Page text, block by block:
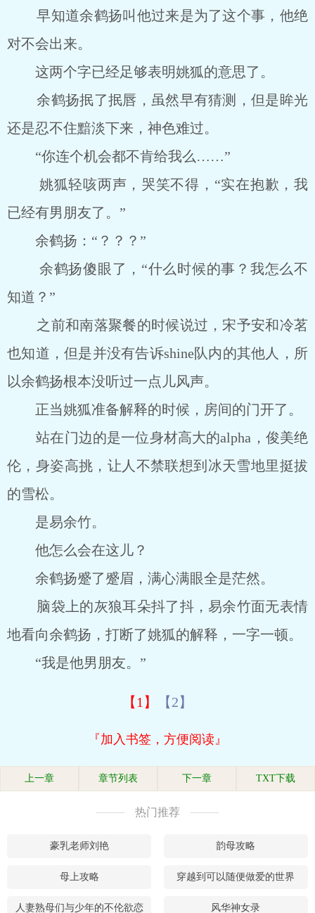
早知道余鹤扬叫他过来是为了这个事，他绝
对不会出来。
这两个字已经足够表明姚狐的意思了。
余鹤扬抿了抿唇，虽然早有猜测，但是眸光
还是忍不住黯淡下来，神色难过。
“你连个机会都不肯给我么……”
姚狐轻咳两声，哭笑不得，“实在抱歉，我
已经有男朋友了。”
余鹤扬：“？？？”
余鹤扬傻眼了，“什么时候的事？我怎么不
知道？”
之前和南落聚餐的时候说过，宋予安和冷茗
也知道，但是并没有告诉shine队内的其他人，所
以余鹤扬根本没听过一点儿风声。
正当姚狐准备解释的时候，房间的门开了。
站在门边的是一位身材高大的alpha，俊美绝
伦，身姿高挑，让人不禁联想到冰天雪地里挺拔
的雪松。
是易余竹。
他怎么会在这儿？
余鹤扬蹙了蹙眉，满心满眼全是茫然。
脑袋上的灰狼耳朵抖了抖，易余竹面无表情
地看向余鹤扬，打断了姚狐的解释，一字一顿。
“我是他男朋友。”
【1】 【2】
『加入书签，方便阅读』
上一章 章节列表 下一章 TXT下载
热门推荐
豪乳老师刘艳 韵母攻略
母上攻略 穿越到可以随便做爱的世界
人妻熟母们与少年的不伦欲恋 风华神女录